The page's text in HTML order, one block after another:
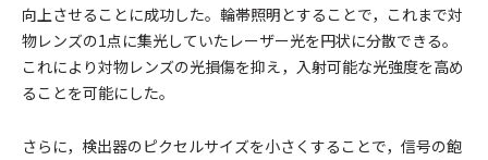
向上させることに成功した。輪帯照明とすることで，これまで対
物レンズの1点に集光していたレーザー光を円状に分散できる。
これにより対物レンズの光損傷を抑え，入射可能な光強度を高め
ることを可能にした。
さらに，検出器のピクセルサイズを小さくすることで，信号の飽